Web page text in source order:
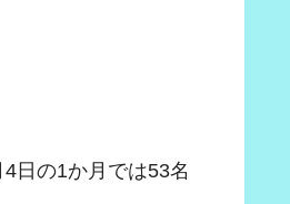
日の1か月では53名